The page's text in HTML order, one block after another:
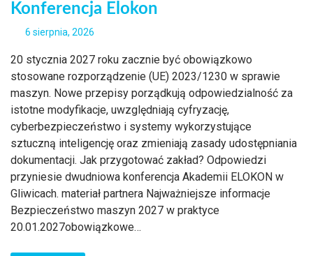
Konferencja Elokon
6 sierpnia, 2026
20 stycznia 2027 roku zacznie być obowiązkowo
stosowane rozporządzenie (UE) 2023/1230 w sprawie
maszyn. Nowe przepisy porządkują odpowiedzialność za
istotne modyfikacje, uwzględniają cyfryzację,
cyberbezpieczeństwo i systemy wykorzystujące
sztuczną inteligencję oraz zmieniają zasady udostępniania
dokumentacji. Jak przygotować zakład? Odpowiedzi
przyniesie dwudniowa konferencja Akademii ELOKON w
Gliwicach. materiał partnera Najważniejsze informacje
Bezpieczeństwo maszyn 2027 w praktyce
20.01.2027obowiązkowe…